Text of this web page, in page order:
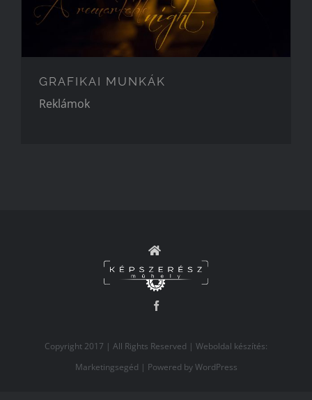
GRAFIKAI MUNKÁK
Reklámok
Copyright 2017 | All Rights Reserved | Weboldal készítés:
Marketingsegéd | Powered byWordPress